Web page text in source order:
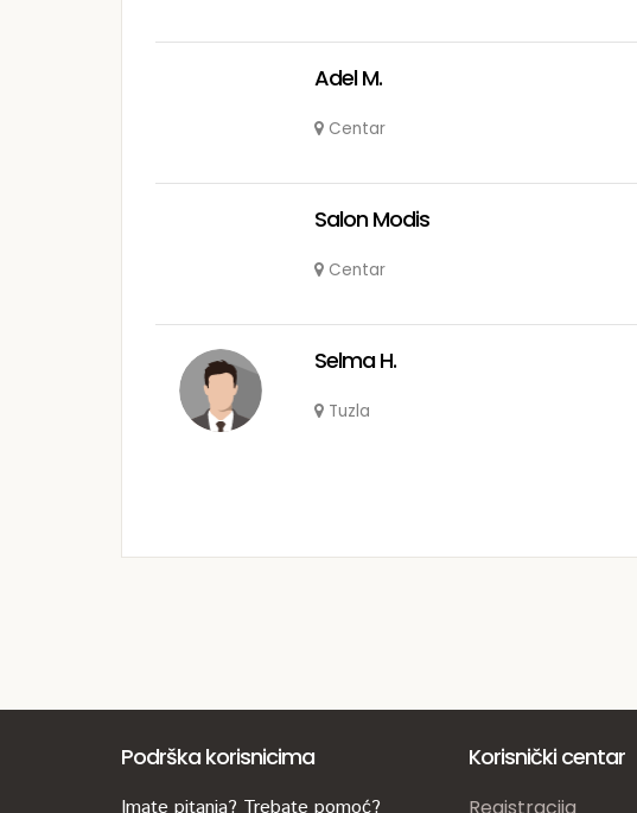
Adel M.
Centar
Salon Modis
Centar
Selma H.
Tuzla
Podrška korisnicima
Imate pitanja? Trebate pomoć?
Korisnički centar
Registracija